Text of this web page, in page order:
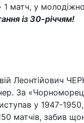
матч, у
із 30-річчям!
Леонтійович
За
у 1947-
матчів, забив